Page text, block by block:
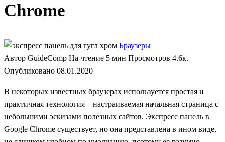
Chrome
Браузеры
Автор GuideComp На чтение 5 мин Просмотров 4.6к.
Опубликовано 08.01.2020
В некоторых известных браузерах используется простая и
практичная технология – настраиваемая начальная страница с
небольшими эскизами полезных сайтов. Экспресс панель в
Google Chrome существует, но она представлена в ином виде,